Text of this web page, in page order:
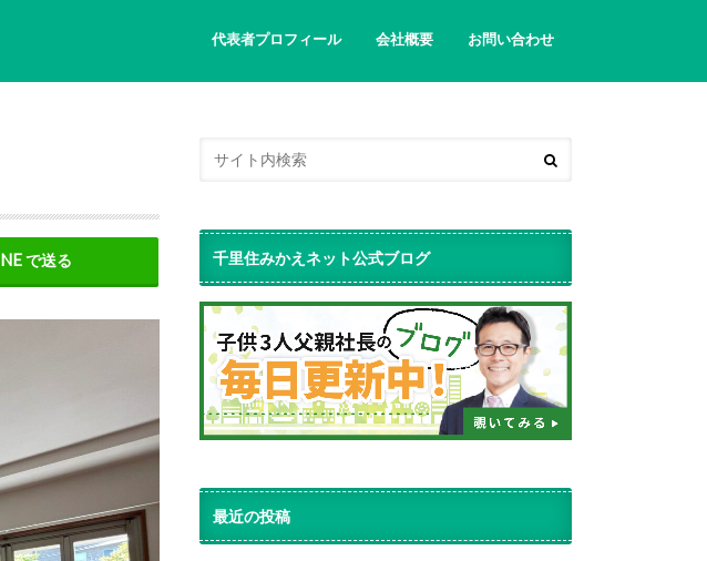
代表者プロフィール 会社概要 お問い合わせ
で送る 千里住みかえネット公式ブログ
最近の投稿